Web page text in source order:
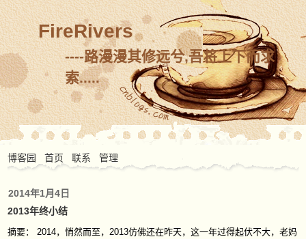
FireRivers
----路漫漫其修远兮,吾将上下而求
索.....
博客园 首页 联系 管理
2014年1月4日
2013年终小结
摘要： 2014，悄然而至，2013仿佛还在昨天，这一年过得起伏不大，老妈